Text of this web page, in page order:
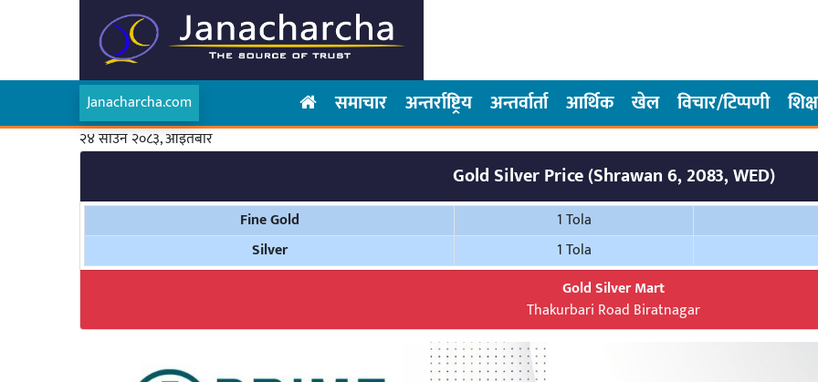
Janacharcha.com समाचार अन्तर्राष्ट्रिय अन्तर्वार्ता आर्थिक खेल विचार/टिप्पणी
२४ साउन २०८३, आइतबार
Gold Silver Price (Shrawan 6, 2083, WED)
Fine Gold
1 Tola
Silver
1 Tola
Gold Silver Mart
Thakurbari Road Biratnagar